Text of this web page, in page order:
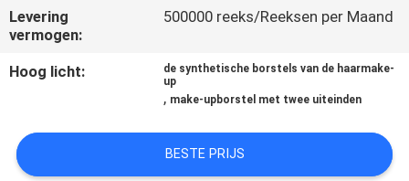
Levering
vermogen:
500000 reeks/Reeksen per Maand
Hoog licht:
de synthetische borstels van de haarmake-
up
, make-upborstel met twee uiteinden
BESTE PRIJS